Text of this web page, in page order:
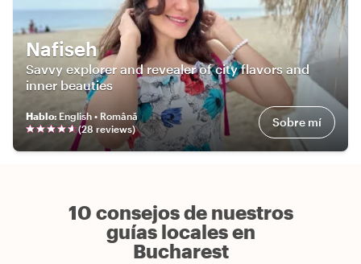
Nafiseh
Savvy explorer and revealer of city flavors and
inner beauties
Hablo: English • Română
(28 reviews) Sobre mí
10 consejos de nuestros
guías locales en
Bucharest